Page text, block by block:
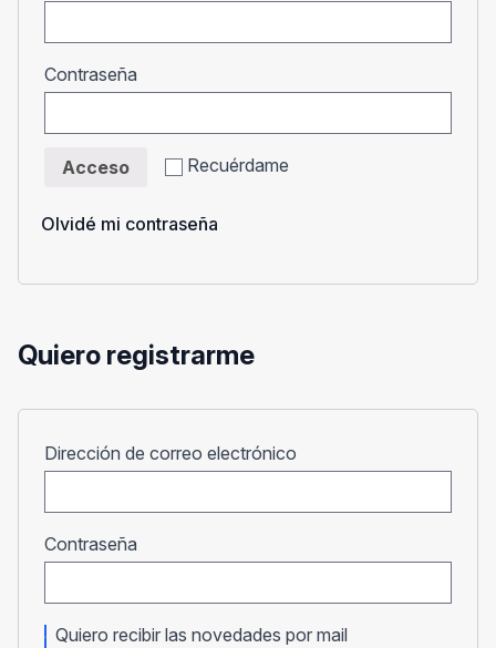
Contraseña
Recuérdame
Acceso
Olvidé mi contraseña
Quiero registrarme
Dirección de correo electrónico
Contraseña
Quiero recibir las novedades por mail